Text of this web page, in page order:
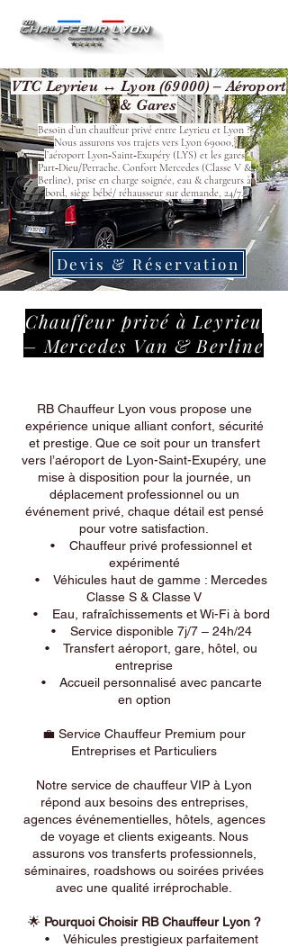
VTC Leyrieu ↔ Lyon (69000) – Aéroport
& Gares
Besoin d’un chauffeur privé entre Leyrieu et Lyon ?
Nous assurons vos trajets vers Lyon 69000,
l’aéroport Lyon‑Saint‑Exupéry (LYS) et les gares
Part‑Dieu/Perrache. Confort Mercedes (Classe V &
Berline), prise en charge soignée, eau & chargeurs à
bord, siège bébé/ réhausseur sur demande, 24/7.
Devis & Réservation
Chauffeur privé à Leyrieu
– Mercedes Van & Berline
RB Chauffeur Lyon vous propose une
expérience unique alliant confort, sécurité
et prestige. Que ce soit pour un transfert
vers l’aéroport de Lyon-Saint-Exupéry, une
mise à disposition pour la journée, un
déplacement professionnel ou un
événement privé, chaque détail est pensé
pour votre satisfaction.
• Chauffeur privé professionnel et
expérimenté
• Véhicules haut de gamme : Mercedes
Classe S & Classe V
• Eau, rafraîchissements et Wi-Fi à bord
• Service disponible 7j/7 – 24h/24
• Transfert aéroport, gare, hôtel, ou
entreprise
• Accueil personnalisé avec pancarte
en option
💼 Service Chauffeur Premium pour
Entreprises et Particuliers
Notre service de chauffeur VIP à Lyon
répond aux besoins des entreprises,
agences événementielles, hôtels, agences
de voyage et clients exigeants. Nous
assurons vos transferts professionnels,
séminaires, roadshows ou soirées privées
avec une qualité irréprochable.
🌟 Pourquoi Choisir RB Chauffeur Lyon ?
• Véhicules prestigieux parfaitement